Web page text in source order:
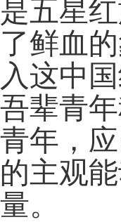
是五星
了鲜血
入这中
吾辈青
青年，
的主观
量。